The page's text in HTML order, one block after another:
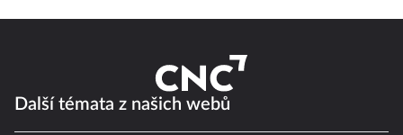
Další témata z našich webů